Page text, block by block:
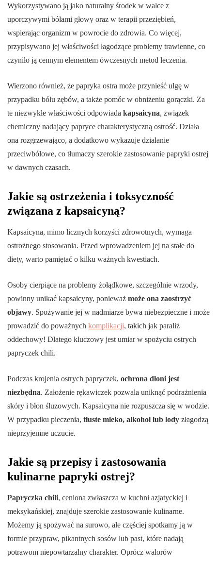
Wykorzystywano ją jako naturalny środek w walce z
uporczywymi bólami głowy oraz w terapii przeziębień,
wspierając organizm w powrocie do zdrowia. Co więcej,
przypisywano jej właściwości łagodzące problemy trawienne, co
czyniło ją cennym elementem ówczesnych metod leczenia.
Wierzono również, że papryka ostra może przynieść ulgę w
przypadku bólu zębów, a także pomóc w obniżeniu gorączki. Za
te niezwykłe właściwości odpowiada kapsaicyna, związek
chemiczny nadający papryce charakterystyczną ostrość. Działa
ona rozgrzewająco, a dodatkowo wykazuje działanie
przeciwbólowe, co tłumaczy szerokie zastosowanie papryki ostrej
w dawnych czasach.
Jakie są ostrzeżenia i toksyczność
związana z kapsaicyną?
Kapsaicyna, mimo licznych korzyści zdrowotnych, wymaga
ostrożnego stosowania. Przed wprowadzeniem jej na stałe do
diety, warto pamiętać o kilku ważnych kwestiach.
Osoby cierpiące na problemy żołądkowe, szczególnie wrzody,
powinny unikać kapsaicyny, ponieważ może ona zaostrzyć
objawy. Spożywanie jej w nadmiarze bywa niebezpieczne i może
prowadzić do poważnych komplikacji, takich jak paraliż
oddechowy! Dlatego kluczowy jest umiar w spożyciu ostrych
papryczek chili.
Podczas krojenia ostrych papryczek, ochrona dłoni jest
niezbędna. Założenie rękawiczek pozwala uniknąć podrażnienia
skóry i błon śluzowych. Kapsaicyna nie rozpuszcza się w wodzie.
W przypadku pieczenia, tłuste mleko, alkohol lub lody złagodzą
nieprzyjemne uczucie.
Jakie są przepisy i zastosowania
kulinarne papryki ostrej?
Papryczka chili, ceniona zwłaszcza w kuchni azjatyckiej i
meksykańskiej, znajduje szerokie zastosowanie kulinarne.
Możemy ją spożywać na surowo, ale częściej spotkamy ją w
formie przypraw, pikantnych sosów lub past, które nadają
potrawom niepowtarzalny charakter. Oprócz walorów